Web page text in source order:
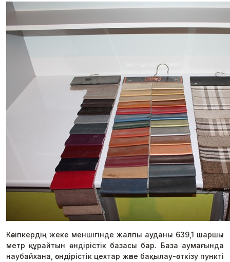
Кәсіпкердің жеке меншігінде жалпы ауданы 639,1 шаршы
метр құрайтын өндірістік базасы бар. База аумағында
наубайхана, өндірістік цехтар және бақылау-өткізу пункті